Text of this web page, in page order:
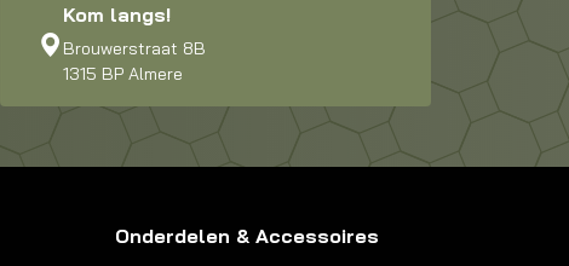
Kom langs!
Brouwerstraat 8B
1315 BP Almere
Onderdelen & Accessoires